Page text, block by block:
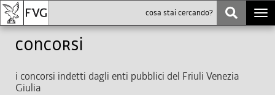
Concorsi
i concorsi indetti dagli enti pubblici del Friuli Venezia
Giulia